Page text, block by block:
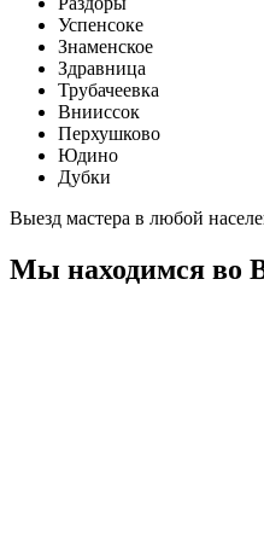
Успенсоке
Знаменское
Здравница
Трубачеевка
Внииссок
Перхушково
Юдино
Дубки
Выезд мастера в любой
Мы находимся во